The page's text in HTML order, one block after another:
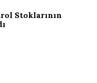
Stoklarının